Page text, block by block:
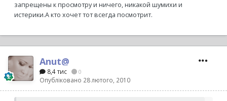
запрещены к просмотру и ничего, никакой шумихи и
истерики.А кто хочет тот всегда посмотрит.
Anut@
8,4 тис 0
Опубліковано 28 лютого, 2010